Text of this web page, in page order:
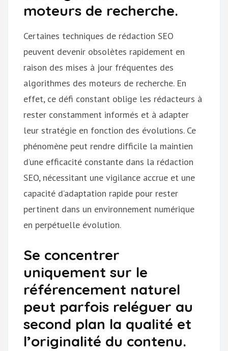
moteurs de recherche.
Certaines techniques de rédaction SEO
peuvent devenir obsolètes rapidement en
raison des mises à jour fréquentes des
algorithmes des moteurs de recherche. En
effet, ce défi constant oblige les rédacteurs à
rester constamment informés et à adapter
leur stratégie en fonction des évolutions. Ce
phénomène peut rendre difficile la maintien
d’une efficacité constante dans la rédaction
SEO, nécessitant une vigilance accrue et une
capacité d’adaptation rapide pour rester
pertinent dans un environnement numérique
en perpétuelle évolution.
Se concentrer
uniquement sur le
référencement naturel
peut parfois reléguer au
second plan la qualité et
l’originalité du contenu.